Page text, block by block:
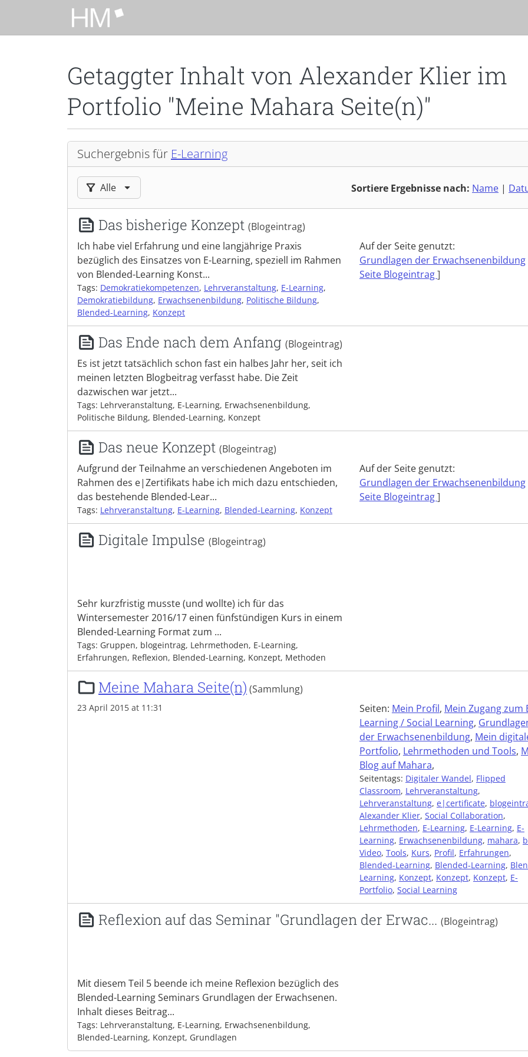
Zum Hauptinhalt zurückspringen
Getaggter Inhalt von Alexander Klier im
Portfolio "Meine Mahara Seite(n)"
Suchergebnis für E-Learning
Sortiere Ergebnisse nach: Name |
Ergebnisse filtern nach:
Alle
Das bisherige Konzept (Blogeintrag)
Ich habe viel Erfahrung und eine langjährige Praxis
bezüglich des Einsatzes von E-Learning, speziell im Rahmen
von Blended-Learning Konst...
Tags: Demokratiekompetenzen, Lehrveranstaltung, E-Learning,
Demokratiebildung, Erwachsenenbildung, Politische Bildung,
Blended-Learning, Konzept
Auf der Seite genutzt:
Grundlagen der Erwachsenenbildung
Seite Blogeintrag]
Das Ende nach dem Anfang (Blogeintrag)
Es ist jetzt tatsächlich schon fast ein halbes Jahr her, seit ich
meinen letzten Blogbeitrag verfasst habe. Die Zeit
dazwischen war jetzt...
Tags: Lehrveranstaltung, E-Learning, Erwachsenenbildung,
Politische Bildung, Blended-Learning, Konzept
Das neue Konzept (Blogeintrag)
Aufgrund der Teilnahme an verschiedenen Angeboten im
Rahmen des e|Zertifikats habe ich mich dazu entschieden,
das bestehende Blended-Lear...
Tags: Lehrveranstaltung, E-Learning, Blended-Learning, Konzept
Auf der Seite genutzt:
Grundlagen der Erwachsenenbildung
Seite Blogeintrag]
Digitale Impulse (Blogeintrag)
Sehr kurzfristig musste (und wollte) ich für das
Wintersemester 2016/17 einen fünfstündigen Kurs in einem
Blended-Learning Format zum ...
Tags: Gruppen, blogeintrag, Lehrmethoden, E-Learning,
Erfahrungen, Reflexion, Blended-Learning, Konzept, Methoden
Meine Mahara Seite(n) (Sammlung)
23 April 2015 at 11:31 Seiten: Mein Profil, Mein Zugang zum
Learning / Social Learning,
der Erwachsenenbildung, Mein
Portfolio, Lehrmethoden und Tools,
Blog auf Mahara,
Seitentags: Digitaler Wandel, Flipped
Classroom, Lehrveranstaltung,
Lehrveranstaltung, e|certificate,
Alexander Klier, Social Collaboration,
Lehrmethoden, E-Learning, E-Learning, E-
Learning, Erwachsenenbildung, mahara,
Video, Tools, Kurs, Profil, Erfahrungen,
Blended-Learning, Blended-Learning,
Learning, Konzept, Konzept, Konzept, E-
Portfolio, Social Learning
Reflexion auf das Seminar "Grundlagen der Erwac... (Blogeintrag)
Mit diesem Teil 5 beende ich meine Reflexion bezüglich des
Blended-Learning Seminars Grundlagen der Erwachsenen.
Inhalt dieses Beitrag...
Tags: Lehrveranstaltung, E-Learning, Erwachsenenbildung,
Blended-Learning, Konzept, Grundlagen